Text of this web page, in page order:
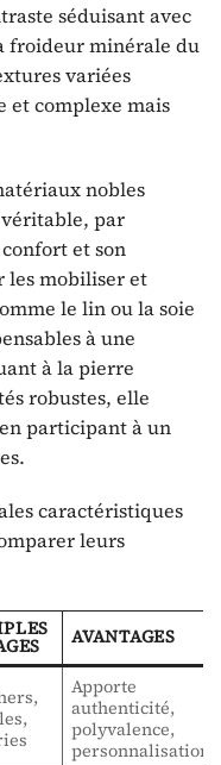
séduisant avec
froideur minérale du
variées
et complexe mais
nobles
par
et son
les mobiliser et
le lin ou la soie
à une
à la pierre
robustes, elle
participant à un
caractéristiques
leurs
AVANTAGES
Apporte
authenticité,
polyvalence,
personnalisation